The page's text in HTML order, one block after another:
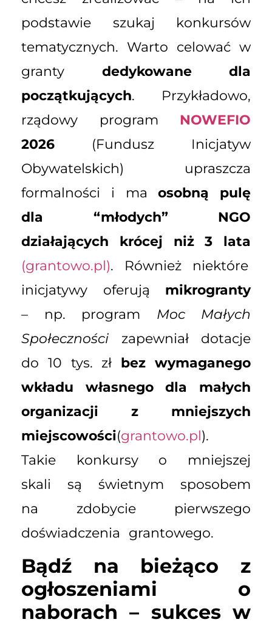
podstawie szukaj konkursów
tematycznych. Warto celować w
granty dedykowane dla
początkujących. Przykładowo,
rządowy program NOWEFIO
2026 (Fundusz Inicjatyw
Obywatelskich) upraszcza
formalności i maosobną pulę
dla “młodych” NGO
działających krócej niż 3 lata
(grantowo.pl). Również niektóre
inicjatywy oferują mikrogranty
– np. program Moc Małych
Społeczności zapewniał dotacje
do 10 tys. zł bez wymaganego
wkładu własnego dla małych
organizacji z mniejszych
miejscowości(grantowo.pl).
Takie konkursy o mniejszej
skali są świetnym sposobem
na zdobycie pierwszego
doświadczenia grantowego.
Bądź na bieżąco z
ogłoszeniami o
naborach – sukces w